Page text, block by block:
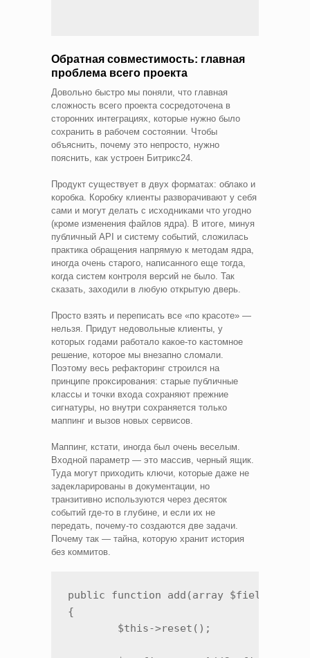
Обратная совместимость: главная
проблема всего проекта
Довольно быстро мы поняли, что главная
сложность всего проекта сосредоточена в
сторонних интеграциях, которые нужно было
сохранить в рабочем состоянии. Чтобы
объяснить, почему это непросто, нужно
пояснить, как устроен Битрикс24.
Продукт существует в двух форматах: облако и
коробка. Коробку клиенты разворачивают у себя
сами и могут делать с исходниками что угодно
(кроме изменения файлов ядра). В итоге, минуя
публичный API и систему событий, сложилась
практика обращения напрямую к методам ядра,
иногда очень старого, написанного еще тогда,
когда систем контроля версий не было. Так
сказать, заходили в любую открытую дверь.
Просто взять и переписать все «по красоте» —
нельзя. Придут недовольные клиенты, у
которых годами работало какое-то кастомное
решение, которое мы внезапно сломали.
Поэтому весь рефакторинг строился на
принципе проксирования: старые публичные
классы и точки входа сохраняют прежние
сигнатуры, но внутри сохраняется только
маппинг и вызов новых сервисов.
Маппинг, кстати, иногда был очень веселым.
Входной параметр — это массив, черный ящик.
Туда могут приходить ключи, которые даже не
задекларированы в документации, но
транзитивно используются через десяток
событий где-то в глубине, и если их не
передать, почему-то создаются две задачи.
Почему так — тайна, которую хранит история
без коммитов.
public function add(array $fields):
{